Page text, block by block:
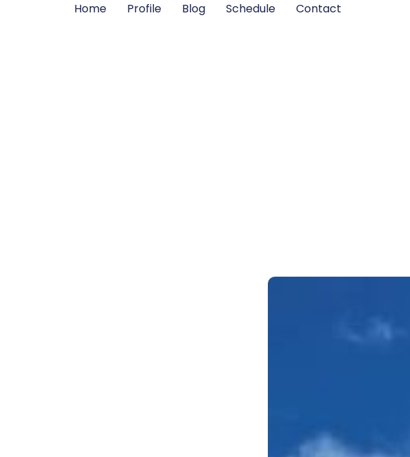
Home Profile Blog Schedule Contact